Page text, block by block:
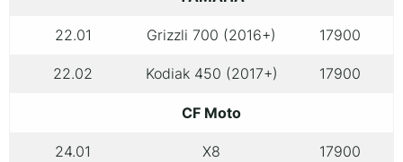
22.01 Grizzli 700 (2016+) 17900
22.02 Kodiak 450 (2017+) 17900
CF Moto
24.01 X8 17900